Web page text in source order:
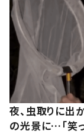
夜、虫取りに出
の光景に…「笑っ